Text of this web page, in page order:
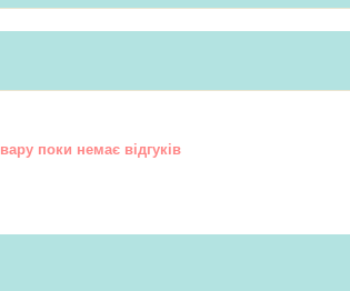
поки немає відгуків